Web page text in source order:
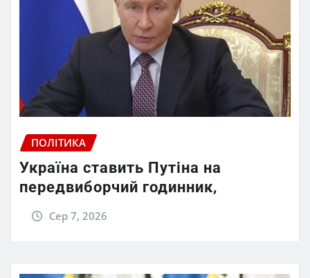
ПОЛІТИКА
Україна ставить Путіна на
передвиборчий годинник,
Сер 7, 2026